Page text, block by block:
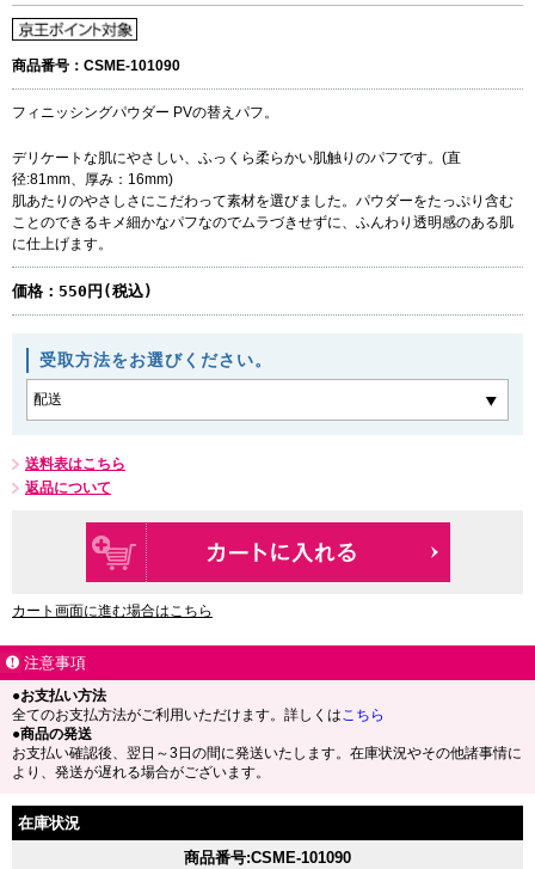
商品番号：CSME-101090
フィニッシングパウダー PVの替えパフ。
デリケートな肌にやさしい、ふっくら柔らかい肌触りのパフです。(直
径:81mm、厚み：16mm)
肌あたりのやさしさにこだわって素材を選びました。パウダーをたっぷり含む
ことのできるキメ細かなパフなのでムラづきせずに、ふんわり透明感のある肌
に仕上げます。
価格： 550円(税込)
受取方法をお選びください。
送料表はこちら
返品について
カート画面に進む場合はこちら
注意事項
●お支払い方法
全てのお支払方法がご利用いただけます。詳しくはこちら
●商品の発送
お支払い確認後、翌日～3日の間に発送いたします。在庫状況やその他諸事情に
より、発送が遅れる場合がございます。
在庫状況
商品番号:CSME-101090